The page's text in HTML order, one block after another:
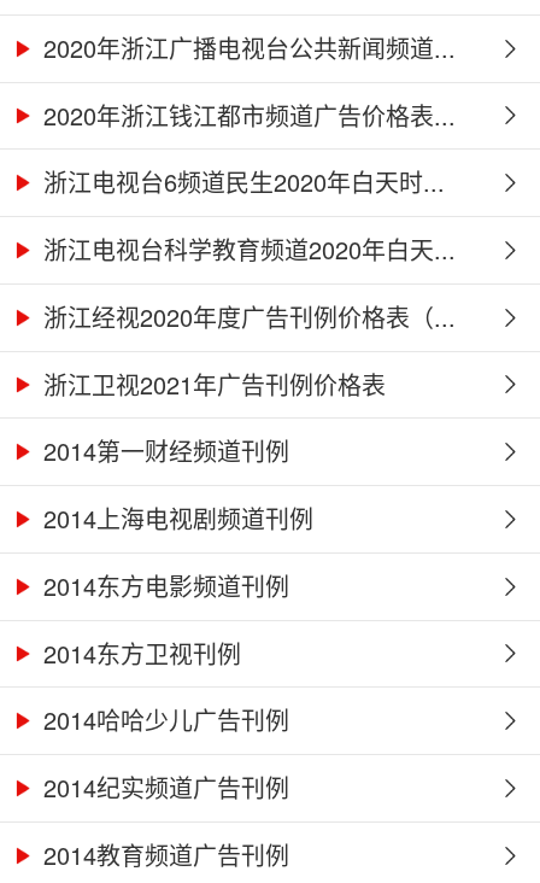
2020年浙江广播电视台公共新闻频道...
2020年浙江钱江都市频道广告价格表...
浙江电视台6频道民生2020年白天时...
浙江电视台科学教育频道2020年白天...
浙江经视2020年度广告刊例价格表（...
浙江卫视2021年广告刊例价格表
2014第一财经频道刊例
2014上海电视剧频道刊例
2014东方电影频道刊例
2014东方卫视刊例
2014哈哈少儿广告刊例
2014纪实频道广告刊例
2014教育频道广告刊例